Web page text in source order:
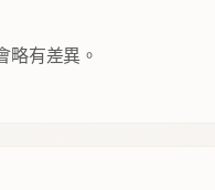
略有差異。